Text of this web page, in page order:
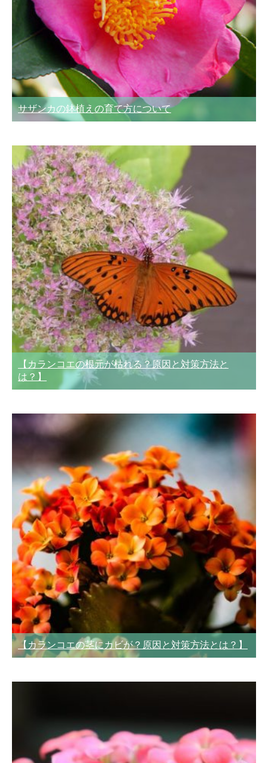
サザンカの鉢植えの育て方について
【カランコエの根元が枯れる？原因と対策方法と
は？】
【カランコエの茎にカビが？原因と対策方法とは？】